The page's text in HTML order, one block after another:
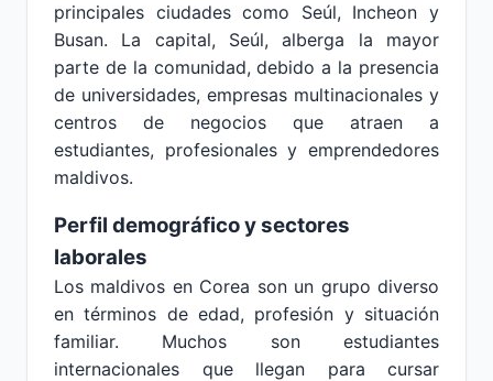
principales ciudades como Seúl, Incheon y
Busan. La capital, Seúl, alberga la mayor
parte de la comunidad, debido a la presencia
de universidades, empresas multinacionales y
centros de negocios que atraen a
estudiantes, profesionales y emprendedores
maldivos.
Perfil demográfico y sectores
laborales
Los maldivos en Corea son un grupo diverso
en términos de edad, profesión y situación
familiar. Muchos son estudiantes
internacionales que llegan para cursar